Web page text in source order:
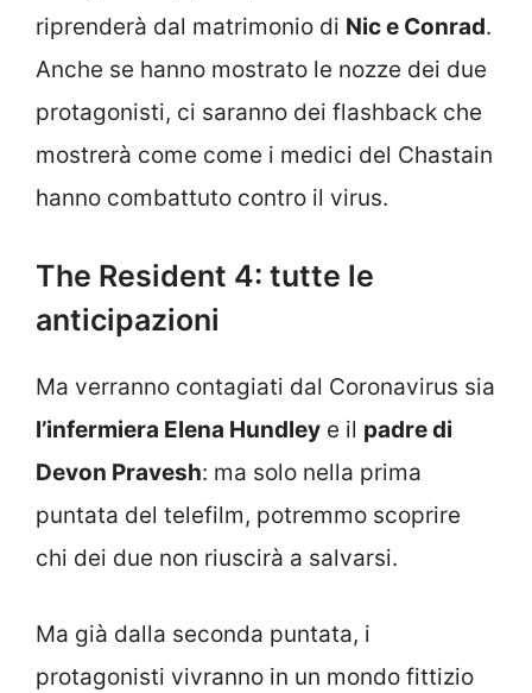
riprenderà dal matrimonio di Nic e Conrad.
Anche se hanno mostrato le nozze dei due
protagonisti, ci saranno dei flashback che
mostrerà come come i medici del Chastain
hanno combattuto contro il virus.
The Resident 4: tutte le
anticipazioni
Ma verranno contagiati dal Coronavirus sia
l’infermiera Elena Hundley e il padre di
Devon Pravesh: ma solo nella prima
puntata del telefilm, potremmo scoprire
chi dei due non riuscirà a salvarsi.
Ma già dalla seconda puntata, i
protagonisti vivranno in un mondo fittizio